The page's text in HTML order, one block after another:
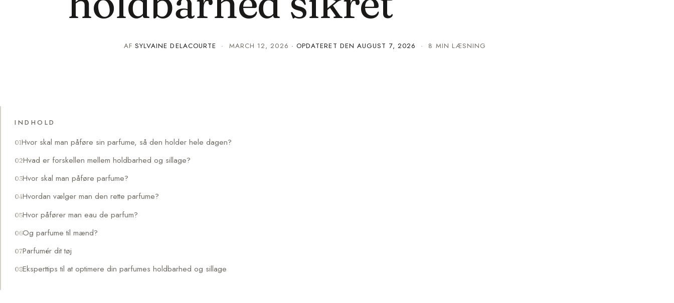
AF SYLVAINE DELACOURTE · MARCH 12, 2026 · OPDATERET DEN AUGUST 7, 2026 · 8 MIN LÆSNING
INDHOLD
Hvor skal man påføre sin parfume, så den holder hele dagen?
Hvad er forskellen mellem holdbarhed og sillage?
Hvor skal man påføre parfume?
Hvordan vælger man den rette parfume?
Hvor påfører man eau de parfum?
Og parfume til mænd?
Parfumér dit tøj
Eksperttips til at optimere din parfumes holdbarhed og sillage